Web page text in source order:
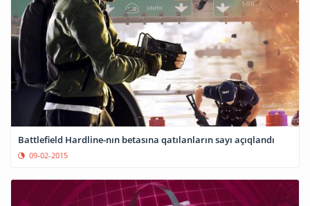
Battlefield Hardline-nın betasına qatılanların sayı açıqlandı
09-02-2015